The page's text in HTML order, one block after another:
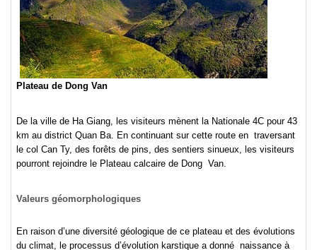
Plateau de Dong Van
De la ville de Ha Giang, les visiteurs mènent la Nationale 4C pour 43
km au district Quan Ba. En continuant sur cette route en traversant
le col Can Ty, des forêts de pins, des sentiers sinueux, les visiteurs
pourront rejoindre le Plateau calcaire de Dong Van.
Valeurs géomorphologiques
En raison d’une diversité géologique de ce plateau et des évolutions
du climat, le processus d’évolution karstique a donné naissance à